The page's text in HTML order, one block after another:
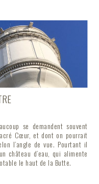
se demandent souvent
Cœur, et dont on pourrait
l’angle de vue. Pourtant il
château d’eau, qui alimente
le haut de la Butte.